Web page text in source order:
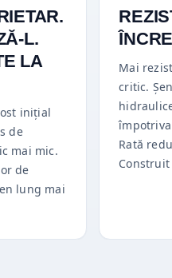
L.
LA
inițial
de
mai mic.
de
lung mai
Mai
critic.
Rată